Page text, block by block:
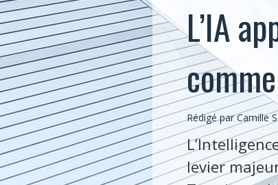
L’IA
Rédigé par Camille
levier